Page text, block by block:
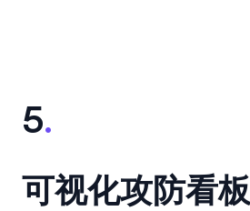
5.
可视化攻防看板